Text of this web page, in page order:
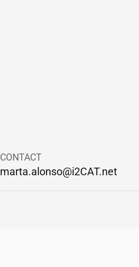
CONTACT
marta.alonso@i2CAT.net